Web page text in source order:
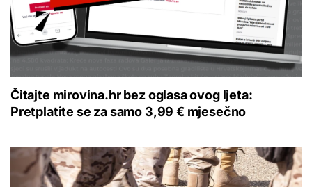
Čitajte mirovina.hr bez oglasa ovog ljeta:
Pretplatite se za samo 3,99 € mjesečno